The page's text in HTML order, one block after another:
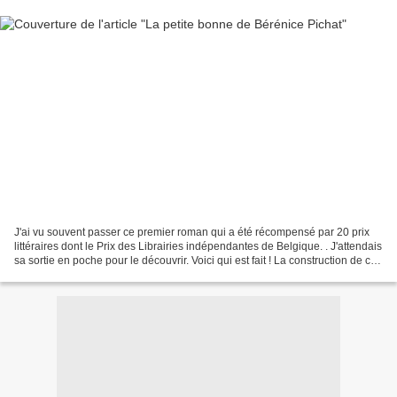
J'ai vu souvent passer ce premier roman qui a été récompensé par 20 prix
littéraires dont le Prix des Librairies indépendantes de Belgique. . J'attendais
sa sortie en poche pour le découvrir. Voici qui est fait ! La construction de ce